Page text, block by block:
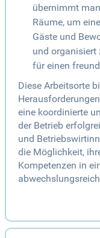
übernimmt
Räume, um
Gäste und
und organisiert
für einen
Diese Arbeitsorte
eine koordinierte
der Betrieb
und
die Möglichkeit,
Kompetenzen in